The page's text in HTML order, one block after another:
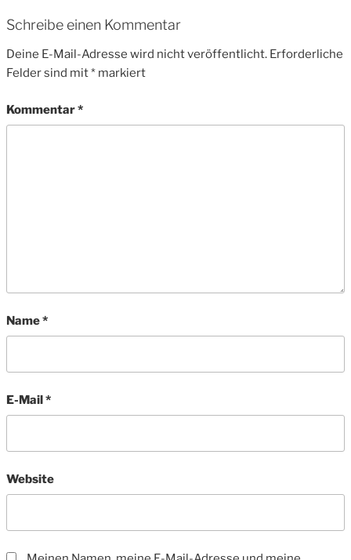
Schreibe einen Kommentar
Deine E-Mail-Adresse wird nicht veröffentlicht. Erforderliche
Felder sind mit* markiert
Kommentar*
Name*
E-Mail*
Website